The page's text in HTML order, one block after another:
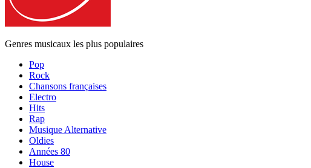
Genres musicaux les plus populaires
Pop
Rock
Chansons françaises
Electro
Hits
Rap
Musique Alternative
Oldies
Années 80
House